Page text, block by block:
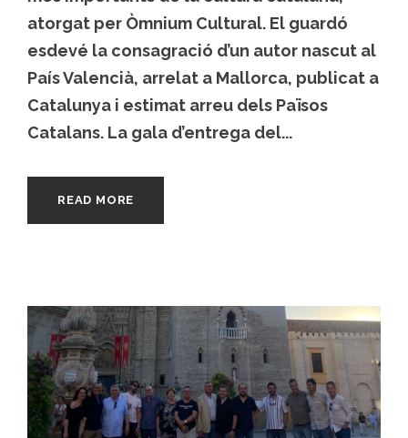
atorgat per Òmnium Cultural. El guardó
esdevé la consagració d’un autor nascut al
País Valencià, arrelat a Mallorca, publicat a
Catalunya i estimat arreu dels Països
Catalans. La gala d’entrega del...
READ MORE